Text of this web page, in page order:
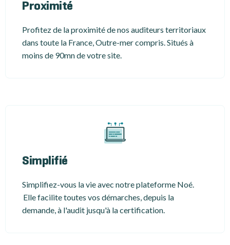
Proximité
Profitez de la proximité de nos auditeurs territoriaux
dans toute la France, Outre-mer compris. Situés à
moins de 90mn de votre site.
Simplifié
Simplifiez-vous la vie avec notre plateforme Noé.
Elle facilite toutes vos démarches, depuis la
demande, à l'audit jusqu'à la certification.